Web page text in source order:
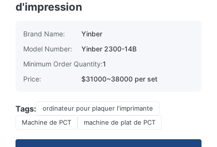
d'impression
Brand Name:
Yinber
Model Number:
Yinber 2300-14B
Minimum Order Quantity:1
Price:
$31000~38000 per set
Tags:
ordinateur pour plaquer l'imprimante
Machine de PCT
machine de plat de PCT